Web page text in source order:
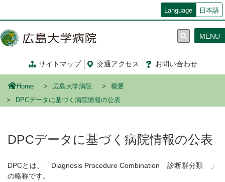
コ
ン
移
Language 日本語
サイトマップ 交通アクセス お問い合わせ
MENU
Home 広島大学病院
概要
DPCデータに基づく病院情報の公表
DPCデータに基づく病院情報の公表
DPCとは、「Diagnosis Procedure Combination 診断群分類 」
の略称です。